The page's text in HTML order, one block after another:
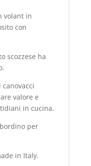
volant in
con
scozzese ha
valore e
in cucina.
per
in Italy.